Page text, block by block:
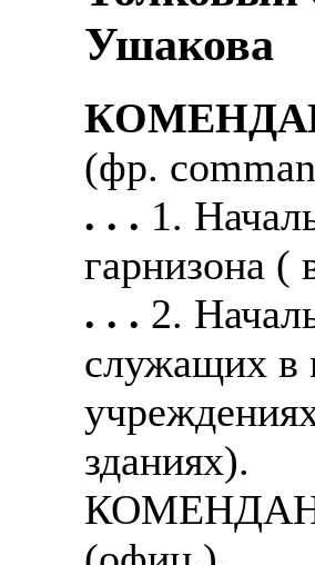
Ушакова
(фр.
. . . 1.
гарнизона (
. . . 2.
служащих в
зданиях).